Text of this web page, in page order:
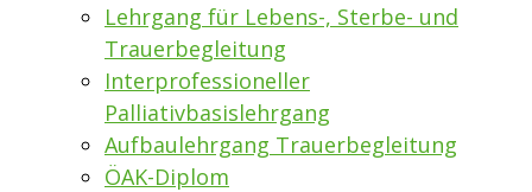
Lehrgang für Lebens-, Sterbe- und
Trauerbegleitung
Interprofessioneller
Palliativbasislehrgang
Aufbaulehrgang Trauerbegleitung
ÖAK-Diplom